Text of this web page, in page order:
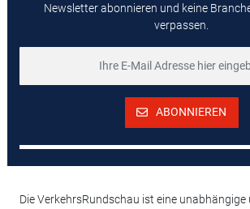
Newsletter abonnieren und keine
verpassen.
ABONNIEREN
Die VerkehrsRundschau ist eine